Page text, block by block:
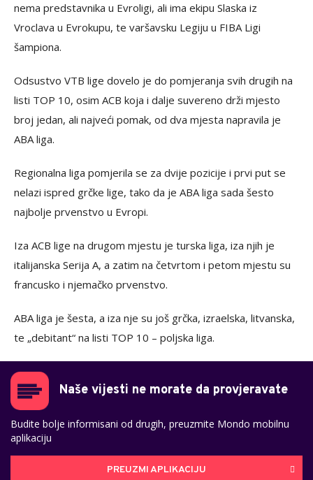
nema predstavnika u Evroligi, ali ima ekipu Slaska iz
Vroclava u Evrokupu, te varšavsku Legiju u FIBA Ligi
šampiona.
Odsustvo VTB lige dovelo je do pomjeranja svih drugih na
listi TOP 10, osim ACB koja i dalje suvereno drži mjesto
broj jedan, ali najveći pomak, od dva mjesta napravila je
ABA liga.
Regionalna liga pomjerila se za dvije pozicije i prvi put se
nelazi ispred grčke lige, tako da je ABA liga sada šesto
najbolje prvenstvo u Evropi.
Iza ACB lige na drugom mjestu je turska liga, iza njih je
italijanska Serija A, a zatim na četvrtom i petom mjestu su
francusko i njemačko prvenstvo.
ABA liga je šesta, a iza nje su još grčka, izraelska, litvanska,
te „debitant“ na listi TOP 10 – poljska liga.
Naše vijesti ne morate da provjeravate
Budite bolje informisani od drugih, preuzmite Mondo mobilnu
aplikaciju
PREUZMI APLIKACIJU